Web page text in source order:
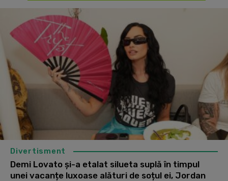
Divertisment
Demi Lovato și-a etalat silueta suplă în timpul
unei vacanțe luxoase alături de soțul ei, Jordan